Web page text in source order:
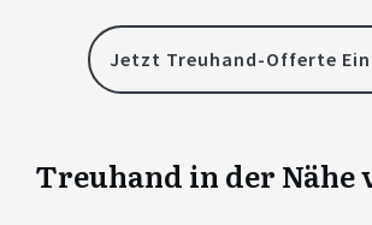
Jetzt Treuhand-Offerte
Treuhand in der Nähe